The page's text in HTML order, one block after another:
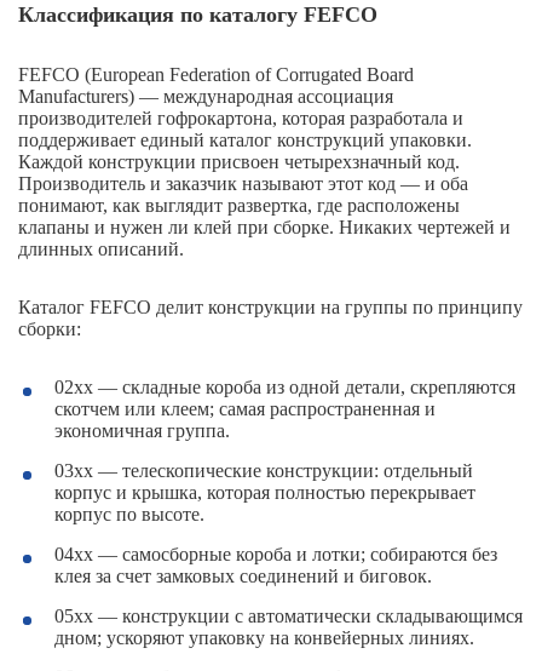
Классификация по каталогу FEFCO
FEFCO (European Federation of Corrugated Board
Manufacturers) — международная ассоциация
производителей гофрокартона, которая разработала и
поддерживает единый каталог конструкций упаковки.
Каждой конструкции присвоен четырехзначный код.
Производитель и заказчик называют этот код — и оба
понимают, как выглядит развертка, где расположены
клапаны и нужен ли клей при сборке. Никаких чертежей и
длинных описаний.
Каталог FEFCO делит конструкции на группы по принципу
сборки:
02xx — складные короба из одной детали, скрепляются
скотчем или клеем; самая распространенная и
экономичная группа.
03xx — телескопические конструкции: отдельный
корпус и крышка, которая полностью перекрывает
корпус по высоте.
04xx — самосборные короба и лотки; собираются без
клея за счет замковых соединений и биговок.
05xx — конструкции с автоматически складывающимся
дном; ускоряют упаковку на конвейерных линиях.